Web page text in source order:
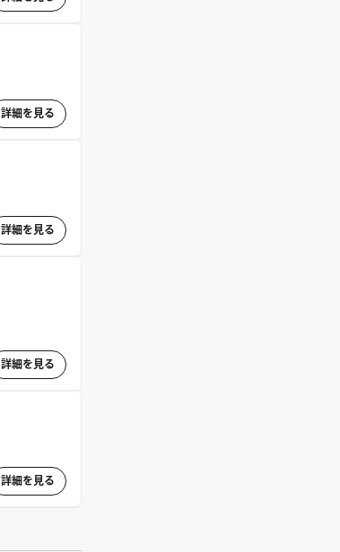
詳細を見る
詳細を見る
詳細を見る
詳細を見る